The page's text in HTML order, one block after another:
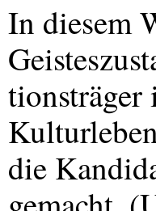
In diesem
tionsträger
die